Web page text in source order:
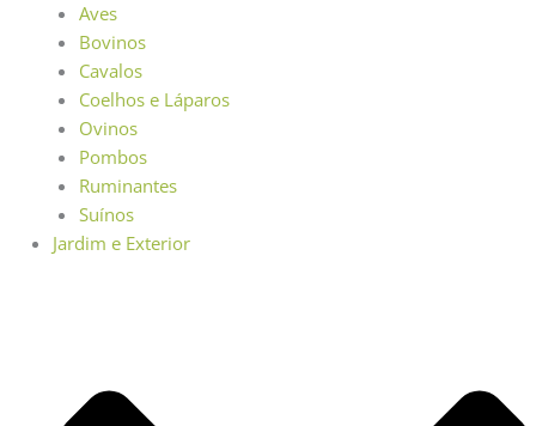
Aves
Bovinos
Cavalos
Coelhos e Láparos
Ovinos
Pombos
Ruminantes
Suínos
Jardim e Exterior